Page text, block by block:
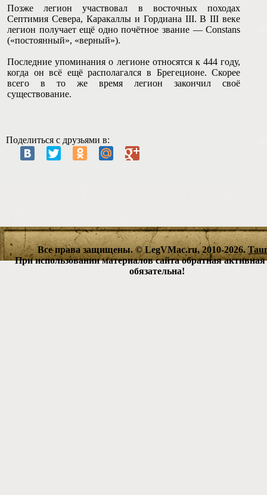
Позже легион участвовал в восточных походах
Септимия Севера, Каракаллы и Гордиана III. В III веке
легион получает ещё одно почётное звание — Constans
(«постоянный», «верный»).
Последние упоминания о легионе относятся к 444 году,
когда он всё ещё располагался в Брегеционе. Скорее
всего в то же время легион закончил своё
существование.
Поделиться с друзьями в:
Все права защищены. © LegVMac.ru, 2010-2026.
При использовании материалов сайта обратная
обязательна!